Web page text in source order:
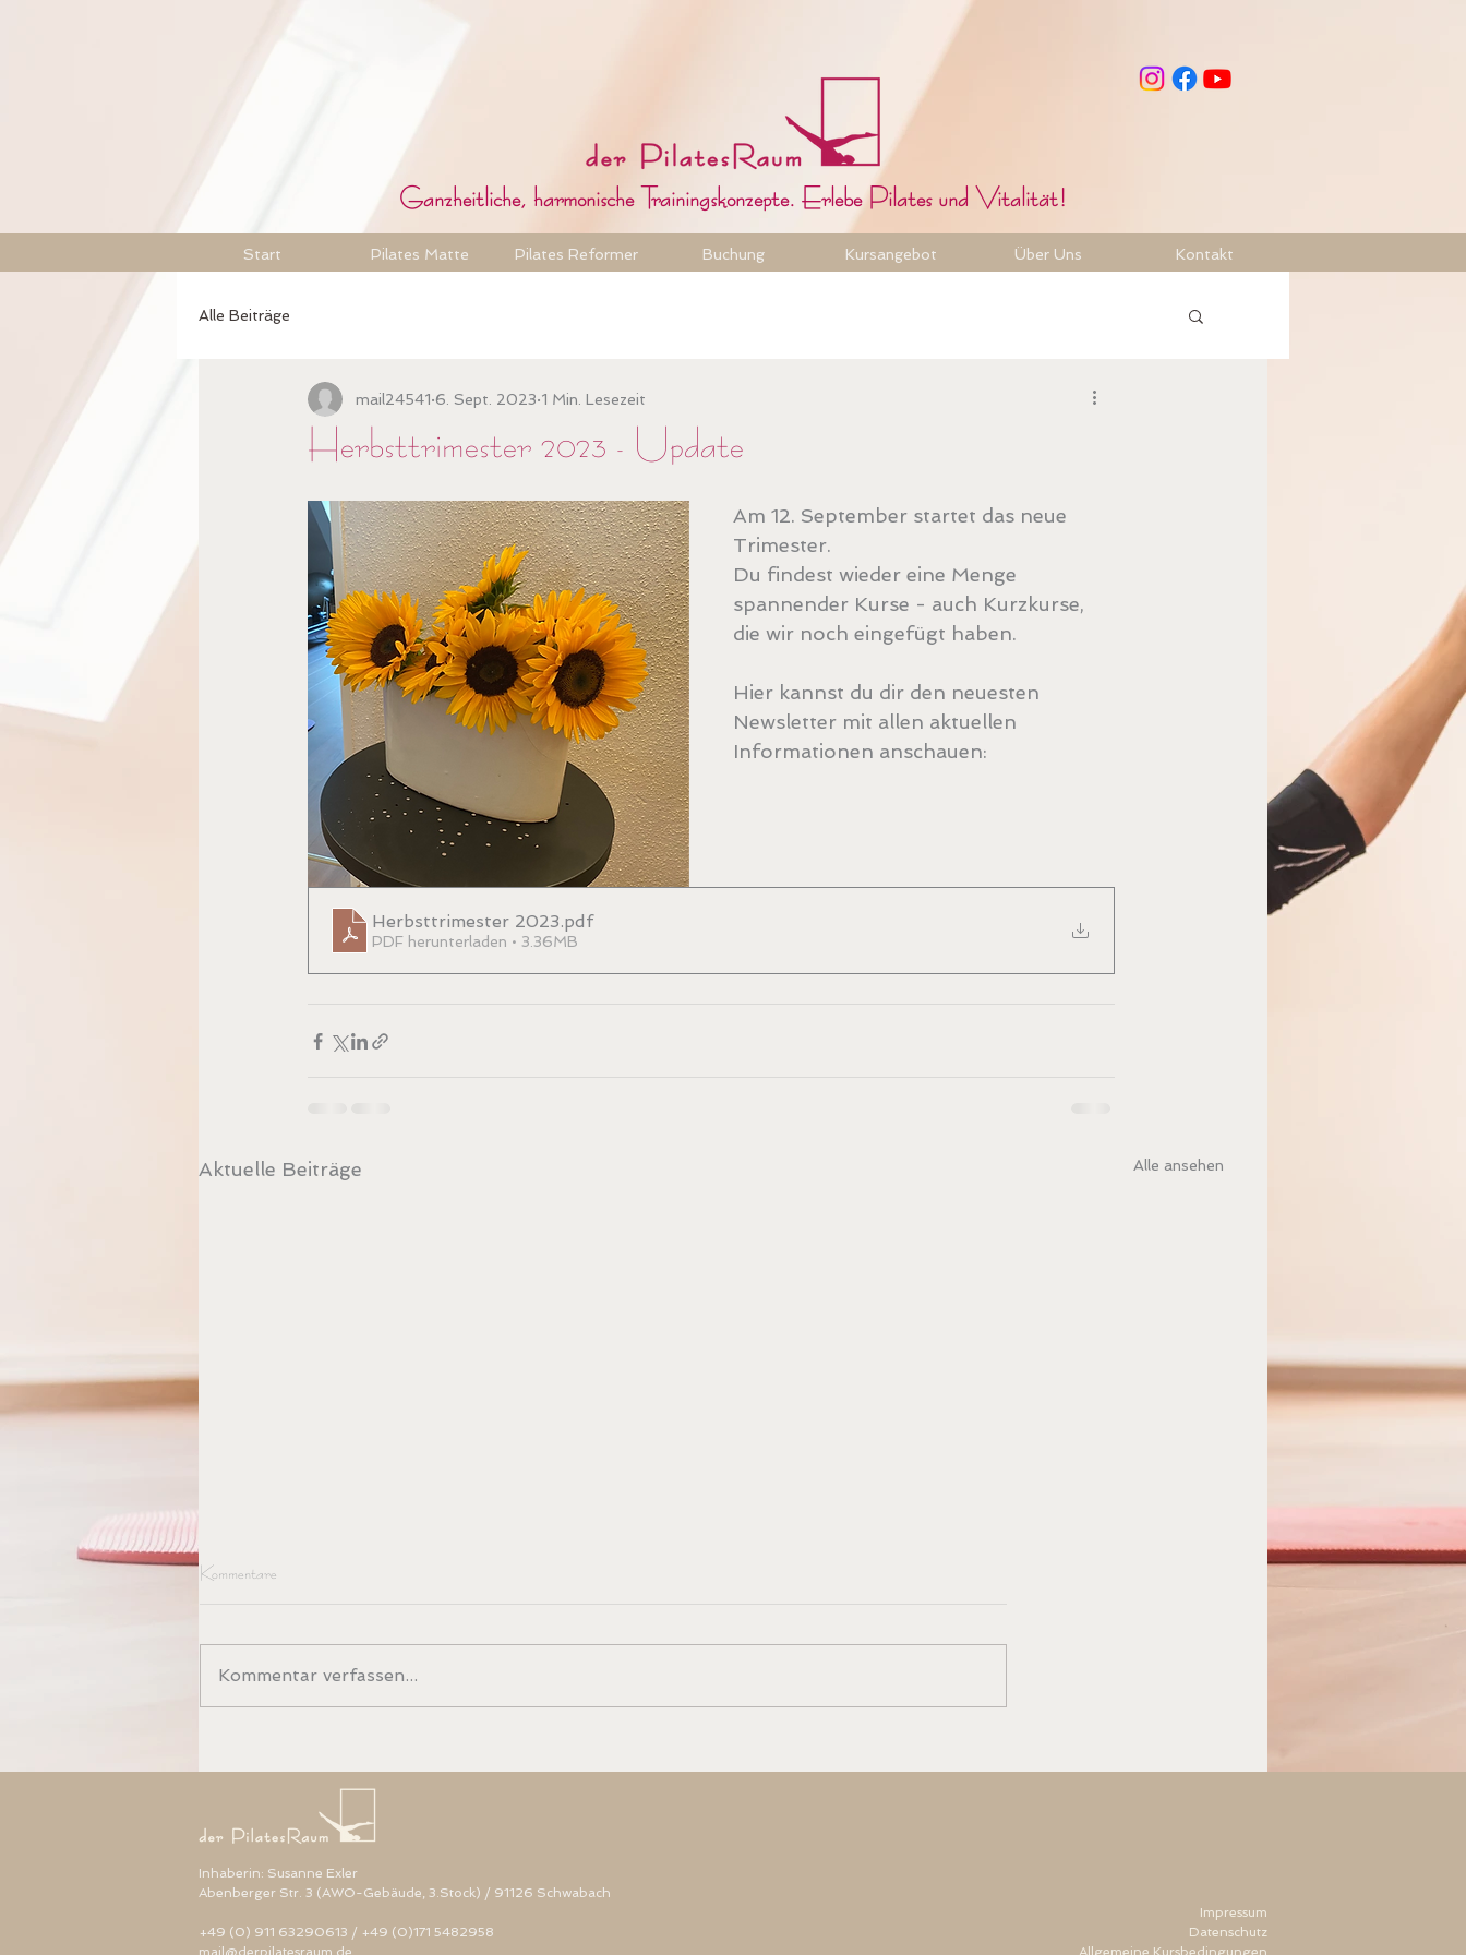
Ganzheitliche, harmonische Trainingskonzepte. Erlebe Pilates und Vitalität!
Start Pilates Matte Pilates Reformer Buchung Kursangebot Über Uns Kontakt
Alle Beiträge
Herbsttrimester 2023 - Update
mail24541 6. Sept. 2023 1 Min. Lesezeit
Am 12. September startet das neue
Trimester.
Du findest wieder eine Menge
spannender Kurse - auch Kurzkurse,
die wir noch eingefügt haben.
Hier kannst du dir den neuesten
Newsletter mit allen aktuellen
Informationen anschauen:
Herbsttrimester 2023.pdf
PDF herunterladen • 3.36MB
Aktuelle Beiträge Alle ansehen
3.Trimester 2025
3.Trimester 2025
2024
Kommentare
Kommentar verfassen...
Inhaberin: Susanne Exler
Abenberger Str. 3 (AWO-Gebäude, 3.Stock) / 91126 Schwabach
+49 (0) 911 63290613 / +49 (0)171 5482958
mail@derpilatesraum.de
Impressum
Datenschutz
Allgemeine Kursbedingungen